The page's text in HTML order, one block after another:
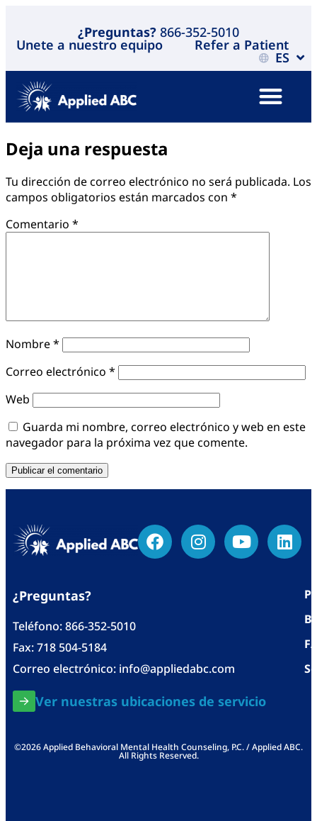
¿Preguntas? 866-352-5010
Unete a nuestro equipo Refer a Patient
ES
Deja una respuesta
Tu dirección de correo electrónico no será publicada. Los
campos obligatorios están marcados con *
Comentario *
Nombre*
Correo electrónico *
Web
Guarda mi nombre, correo electrónico y web en este
navegador para la próxima vez que comente.
¿Preguntas?
Teléfono:866-352-5010
Fax: 718 504-5184
Correo electrónico: info@appliedabc.com
Ver nuestras ubicaciones de servicio
©2026 Applied Behavioral Mental Health Counseling, P.C. / Applied ABC.
All Rights Reserved.